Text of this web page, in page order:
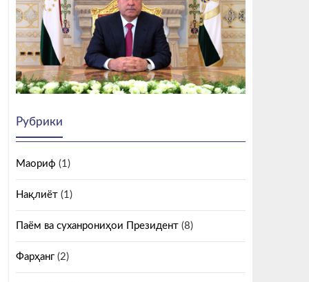
Рубрики
Маориф (1)
Нақлиёт(1)
Паём ва суханрониҳои Президент(8)
Фарҳанг(2)